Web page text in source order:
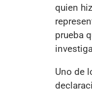
quien
prueba
Uno de